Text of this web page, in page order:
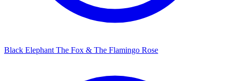
Black Elephant The Fox & The Flamingo Rose